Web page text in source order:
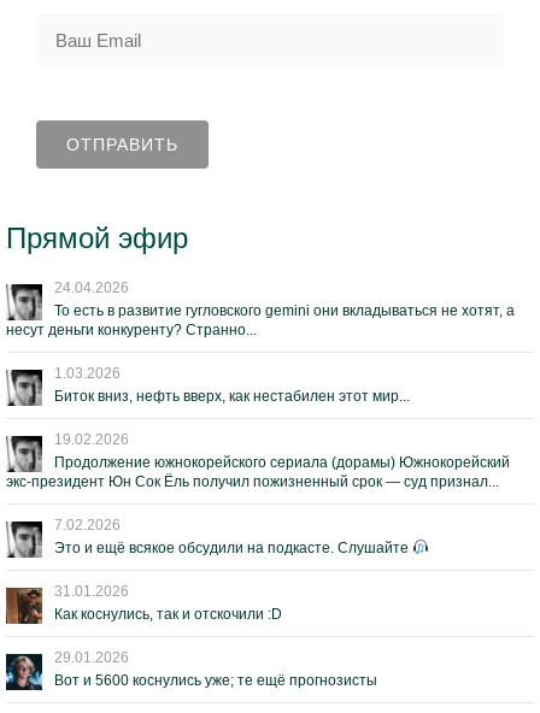
Прямой эфир
24.04.2026
То есть в развитие гугловского gemini они вкладываться не хотят, а
несут деньги конкуренту? Странно...
1.03.2026
Биток вниз, нефть вверх, как нестабилен этот мир...
19.02.2026
Продолжение южнокорейского сериала (дорамы) Южнокорейский
экс-президент Юн Сок Ёль получил пожизненный срок — суд признал...
7.02.2026
Это и ещё всякое обсудили на подкасте. Слушайте
31.01.2026
Как коснулись, так и отскочили :D
29.01.2026
Вот и 5600 коснулись уже; те ещё прогнозисты